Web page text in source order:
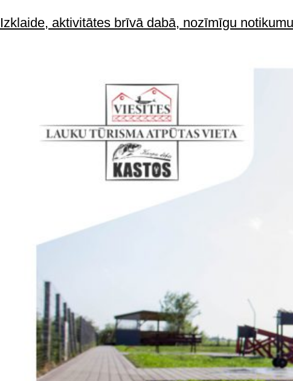
Izklaide, aktivitātes brīvā dabā, nozīmīgu